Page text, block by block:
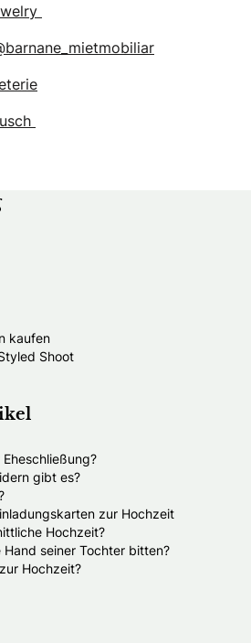
kaufen
Shoot
gibt es?
zur Hochzeit
Hochzeit?
seiner Tochter bitten?
Hochzeit?